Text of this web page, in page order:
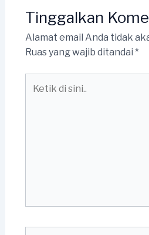
Tinggalkan
Alamat email Anda tidak
Ruas yang wajib ditandai *